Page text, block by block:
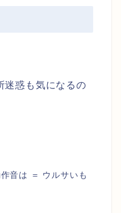
迷惑も気になるの
音は ＝ ウルサいも